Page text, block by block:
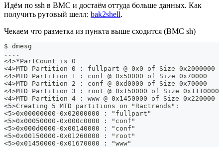
Идём по ssh в BMC и достаём оттуда больше данных. Как
получить рутовый шелл: bak2shell.
Чекаем что разметка из пункта выше сходится (BMC sh)
$ dmesg
....
<4>*PartCount is 0
<4>MTD Partition 0 : fullpart @ 0x0 of Size 0x2000000
<4>MTD Partition 1 : conf @ 0x50000 of Size 0x70000
<4>MTD Partition 2 : conf @ 0xd0000 of Size 0x70000
<4>MTD Partition 3 : root @ 0x150000 of Size 0x1110000
<4>MTD Partition 4 : www @ 0x1450000 of Size 0x220000
<5>Creating 5 MTD partitions on "Ractrends":
<5>0x00000000-0x02000000 : "fullpart"
<5>0x00050000-0x000c0000 : "conf"
<5>0x000d0000-0x00140000 : "conf"
<5>0x00150000-0x01260000 : "root"
<5>0x01450000-0x01670000 : "www"